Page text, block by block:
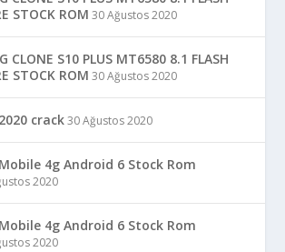
STOCK ROM 30 Ağustos 2020
CLONE S10 PLUS MT6580 8.1 FLASH
STOCK ROM 30 Ağustos 2020
crack 30 Ağustos 2020
4g Android 6 Stock Rom
2020
4g Android 6 Stock Rom
2020